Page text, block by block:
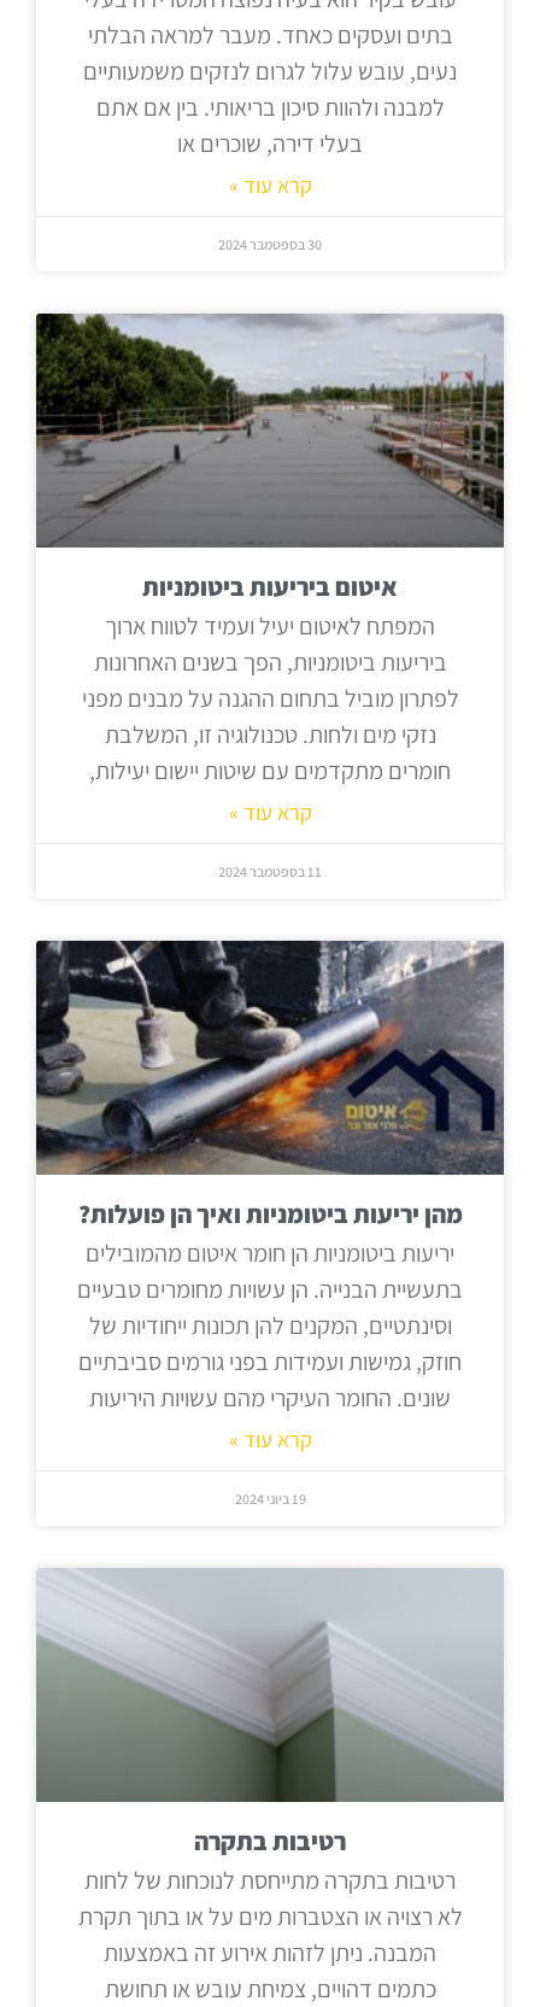
בתים ועסקים כאחד. מעבר למראה הבלתי
נעים, עובש עלול לגרום לנזקים משמעותיים
למבנה ולהוות סיכון בריאותי. בין אם אתם
בעלי דירה, שוכרים או
קרא עוד »
30 בספטמבר 2024
איטום ביריעות ביטומניות
המפתח לאיטום יעיל ועמיד לטווח ארוך
ביריעות ביטומניות, הפך בשנים האחרונות
לפתרון מוביל בתחום ההגנה על מבנים מפני
נזקי מים ולחות. טכנולוגיה זו, המשלבת
חומרים מתקדמים עם שיטות יישום יעילות,
קרא עוד »
11 בספטמבר 2024
מהן יריעות ביטומניות ואיך הן פועלות?
יריעות ביטומניות הן חומר איטום מהמובילים
בתעשיית הבנייה. הן עשויות מחומרים טבעיים
וסינתטיים, המקנים להן תכונות ייחודיות של
חוזק, גמישות ועמידות בפני גורמים סביבתיים
שונים. החומר העיקרי מהם עשויות היריעות
קרא עוד »
19 ביוני 2024
רטיבות בתקרה
רטיבות בתקרה מתייחסת לנוכחות של לחות
לא רצויה או הצטברות מים על או בתוך תקרת
המבנה. ניתן לזהות אירוע זה באמצעות
כתמים דהויים, צמיחת עובש או תחושת